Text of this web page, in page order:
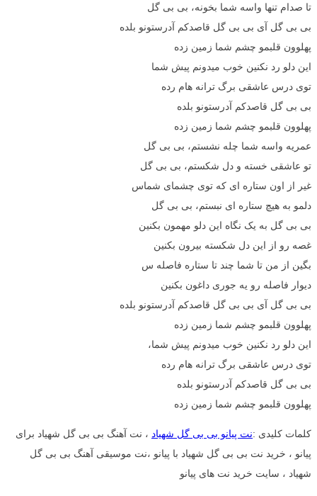
تا صدام تنها واسه شما بخونه، بی بی گل
بی بی گل آی بی بی گل قاصدکم آدرستونو بلده
پهلوون قلبمو چشم شما زمین زده
این دلو رد نکنین خوب میدونم پیش شما
توی درس عاشقی برگ ترانه هام رده
بی بی گل قاصدکم آدرستونو بلده
پهلوون قلبمو چشم شما زمین زده
عمریه واسه شما چله نشستم، بی بی گل
تو عاشقی خسته و دل شکستم، بی بی گل
غیر از اون ستاره ای که توی چشمای شماس
دلمو به هیچ ستاره ای نبستم، بی بی گل
بی بی گل به یک نگاه این دلو مهمون بکنین
غصه رو از این دل شکسته بیرون بکنین
بگین از من تا شما چند تا ستاره فاصله س
دیوار فاصله رو یه جوری داغون بکنین
بی بی گل آی بی بی گل قاصدکم آدرستونو بلده
پهلوون قلبمو چشم شما زمین زده
این دلو رد نکنین خوب میدونم پیش شما،
توی درس عاشقی برگ ترانه هام رده
بی بی گل قاصدکم آدرستونو بلده
پهلوون قلبمو چشم شما زمین زده
کلمات کلیدی :نت پیانو بی بی گل شهیاد ، نت آهنگ بی بی گل شهیاد برای
پیانو ، خرید نت بی بی گل شهیاد با پیانو ،نت موسیقی آهنگ بی بی گل
شهیاد ، سایت خرید نت های پیانو